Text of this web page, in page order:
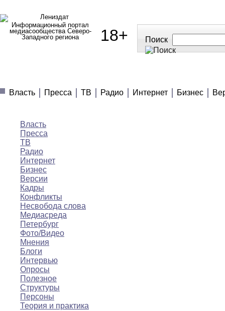
Информационный портал
медиасообщества Северо-
Западного региона
18+ Поиск
Власть
Пресса ТВ Радио Интернет Бизнес
Власть
Пресса
ТВ
Радио
Интернет
Бизнес
Версии
Кадры
Конфликты
Несвобода слова
Медиасреда
Петербург
Фото/Видео
Мнения
Блоги
Интервью
Опросы
Полезное
Структуры
Персоны
Теория и практика